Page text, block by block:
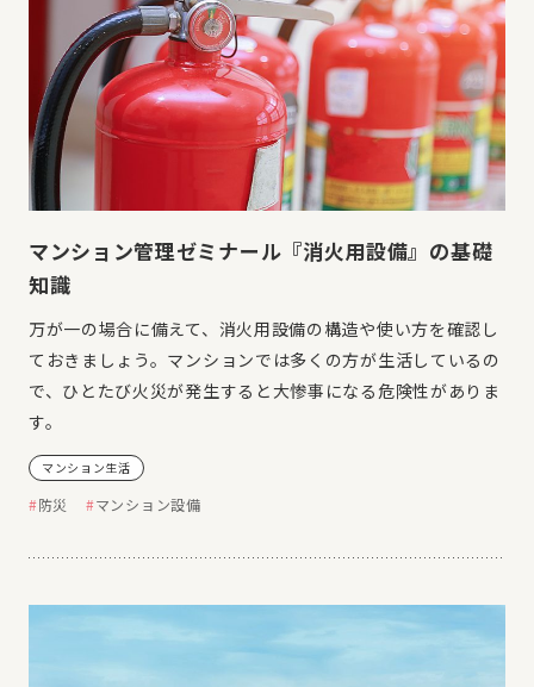
マンション管理ゼミナール『消火用設備』の基礎
知識
万が一の場合に備えて、消火用設備の構造や使い方を確認し
ておきましょう。マンションでは多くの方が生活しているの
で、ひとたび火災が発生すると大惨事になる危険性がありま
す。
マンション生活
防災 マンション設備